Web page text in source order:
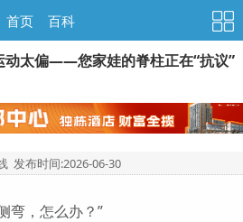
首页 百科
动太偏——您家娃的脊柱正在“抗议”
发布时间:2026-06-30
，怎么办？”